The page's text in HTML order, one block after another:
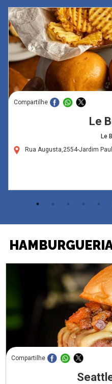
Compartilhe
Le
Le
Rua Augusta,2554-Jardim
Compartilhe